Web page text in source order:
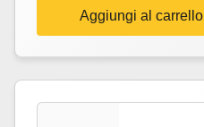
Aggiungi al carrello